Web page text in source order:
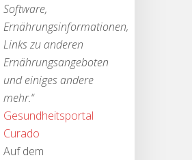
Software,
Ernährungsinformationen,
Links zu anderen
Ernährungsangeboten
und einiges andere
mehr.“
Gesundheitsportal
Curado
Auf dem